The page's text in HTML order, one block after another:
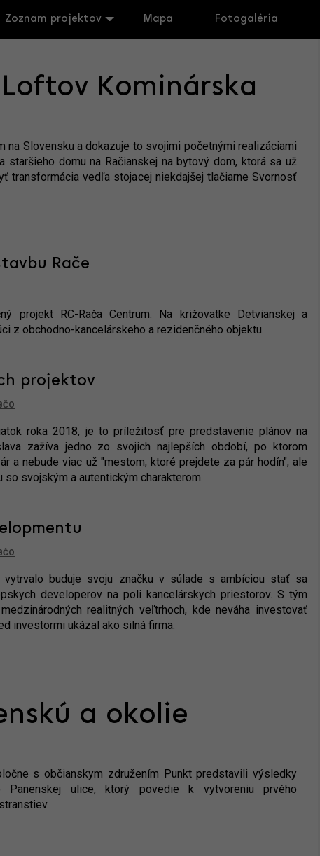
Zoznam projektov Mapa Fotogaléria
Kominárska
na Slovensku a dokazuje to svojimi početnými realizáciami
staršieho domu na Račianskej na bytový dom, ktorá sa už
transformácia vedľa stojacej niekdajšej tlačiarne Svornosť
Rače
projekt RC-Rača Centrum. Na križovatke Detvianskej a
z obchodno-kancelárskeho a rezidenčného objektu.
projektov
roka 2018, je to príležitosť pre predstavenie plánov na
zažíva jedno zo svojich najlepších období, po ktorom
a nebude viac už "mestom, ktoré prejdete za pár hodín", ale
svojským a autentickým charakterom.
vytrvalo buduje svoju značku v súlade s ambíciou stať sa
developerov na poli kancelárskych priestorov. S tým
realitných veľtrhoch, kde neváha investovať
investormi ukázal ako silná firma.
a okolie
s občianskym združením Punkt predstavili výsledky
ulice, ktorý povedie k vytvoreniu prvého